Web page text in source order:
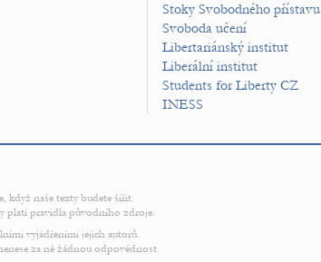
Stoky Svobodného přístavu
Svoboda učení
Libertariánský institut
Liberální institut
Students for Liberty CZ
INESS
když naše texty budete šířit.
platí pravidla původního zdroje.
vyjádřeními jejich autorů.
za ně žádnou odpovědnost.